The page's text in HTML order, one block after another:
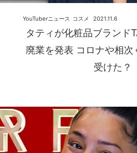
タティが化粧品ブランド
廃業を発表 コロナや相次
受けた？
2021.11.6
YouTuberニュース コスメ